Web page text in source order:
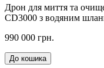
Дрон для миття та
CD3000 з водяним
990 000 грн.
До кошика